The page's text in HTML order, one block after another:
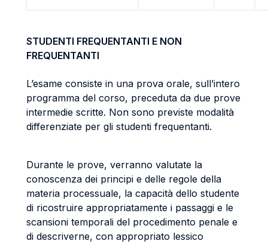
STUDENTI FREQUENTANTI E NON
FREQUENTANTI
L’esame consiste in una prova orale, sull’intero
programma del corso, preceduta da due prove
intermedie scritte. Non sono previste modalità
differenziate per gli studenti frequentanti.
Durante le prove, verranno valutate la
conoscenza dei principi e delle regole della
materia processuale, la capacità dello studente
di ricostruire appropriatamente i passaggi e le
scansioni temporali del procedimento penale e
di descriverne, con appropriato lessico